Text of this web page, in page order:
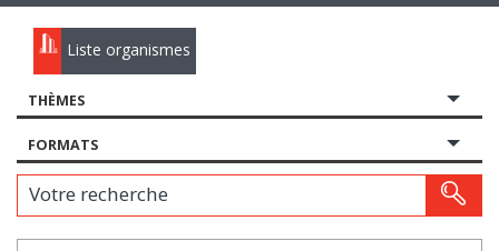
Liste organismes
THÈMES
FORMATS
Votre recherche